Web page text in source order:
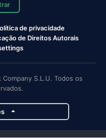
de privacidade
de Direitos Autorais
S.L.U. Todos os